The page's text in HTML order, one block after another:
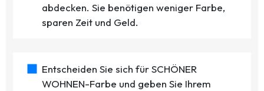
abdecken. Sie benötigen weniger Farbe,
sparen Zeit und Geld.
Entscheiden Sie sich für SCHÖNER
WOHNEN-Farbe und geben Sie Ihrem